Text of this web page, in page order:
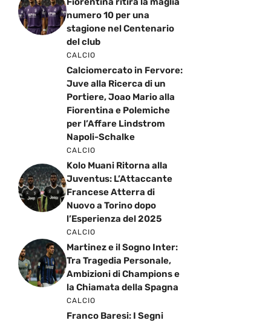
numero 10 per una
stagione nel Centenario
del club
CALCIO
Calciomercato in Fervore:
Juve alla Ricerca di un
Portiere, Joao Mario alla
Fiorentina e Polemiche
per l’Affare Lindstrom
Napoli-Schalke
CALCIO
Kolo Muani Ritorna alla
Juventus: L’Attaccante
Francese Atterra di
Nuovo a Torino dopo
l’Esperienza del 2025
CALCIO
Martinez e il Sogno Inter:
Tra Tragedia Personale,
Ambizioni di Champions e
la Chiamata della Spagna
CALCIO
Franco Baresi: I Segni